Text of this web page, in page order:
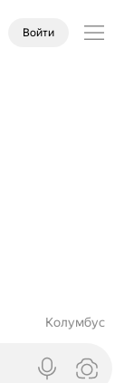
Войти
Колумбус